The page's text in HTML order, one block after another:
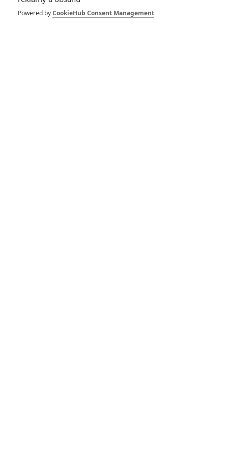
V hlavních rolích vystupujíWyatt Russell,Kerry Condon
Powered byCookieHub Consent Management